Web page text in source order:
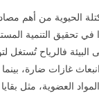
الحيوية من أهم
في تحقيق التنمية
البيئة فالرياح تُستغل
غازات ضارة، بينما
العضوية، مثل بقايا